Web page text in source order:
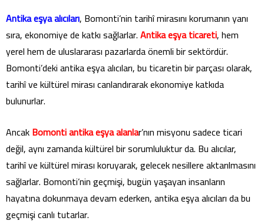
Antika eşya alıcıları, Bomonti’nin tarihî mirasını korumanın yanı
sıra, ekonomiye de katkı sağlarlar.Antika eşya ticareti, hem
yerel hem de uluslararası pazarlarda önemli bir sektördür.
Bomonti’deki antika eşya alıcıları, bu ticaretin bir parçası olarak,
tarihî ve kültürel mirası canlandırarak ekonomiye katkıda
bulunurlar.
AncakBomonti antika eşya alanlar’nın misyonu sadece ticari
değil, aynı zamanda kültürel bir sorumluluktur da. Bu alıcılar,
tarihî ve kültürel mirası koruyarak, gelecek nesillere aktarılmasını
sağlarlar. Bomonti’nin geçmişi, bugün yaşayan insanların
hayatına dokunmaya devam ederken, antika eşya alıcıları da bu
geçmişi canlı tutarlar.